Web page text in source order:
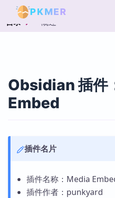
PKMER
目录 概述
Obsidian 插件
Embed
插件名片
插件名称：Media
插件作者：punkyard